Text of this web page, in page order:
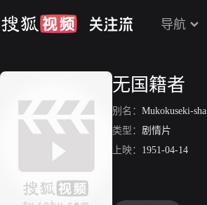
导航
无国籍者
别名： Mukokuseki-sha
类型： 剧情片
上映： 1951-04-14